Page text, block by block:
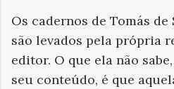
Os cadernos de Tomás
são levados pela própria
editor. O que ela não
seu conteúdo, é que